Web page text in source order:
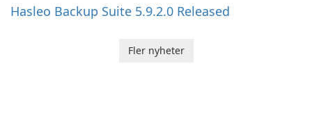
Hasleo Backup Suite 5.9.2.0 Released
Fler nyheter